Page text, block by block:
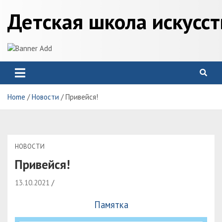
content
Детская школа
Home Новости Привейся!
НОВОСТИ
Привейся!
13.10.2021
Памятка